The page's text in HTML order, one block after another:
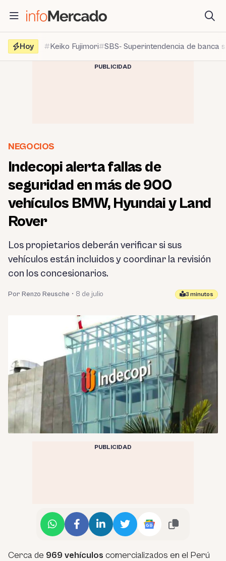
contenido
Hoy
Keiko Fujimori SBS- Superintendencia de banca
PUBLICIDAD
NEGOCIOS
Indecopi alerta fallas de
seguridad en más de 900
vehículos BMW, Hyundai y Land
Rover
Los propietarios deberán verificar si sus
vehículos están incluidos y coordinar la revisión
con los concesionarios.
Por Renzo Reusche • 8 de julio 3 minutos
PUBLICIDAD
Cerca de 969 vehículos comercializados en el Perú